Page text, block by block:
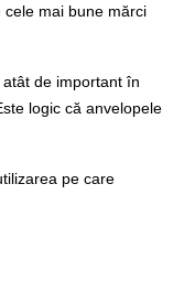
mai bune mărci
de important în
logic că anvelopele
pe care